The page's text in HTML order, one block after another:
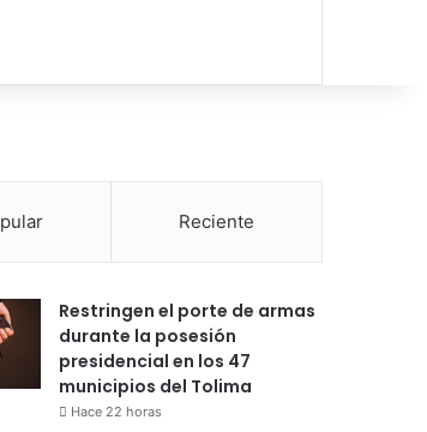
Reciente
Restringen el porte de armas
durante la posesión
presidencial en los 47
municipios del Tolima
Hace 22 horas